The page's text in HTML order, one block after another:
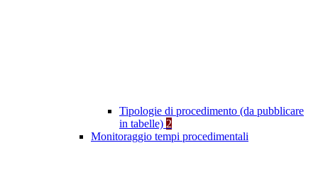
Tipologie di procedimento (da pubblicare
in tabelle) 2
Monitoraggio tempi procedimentali